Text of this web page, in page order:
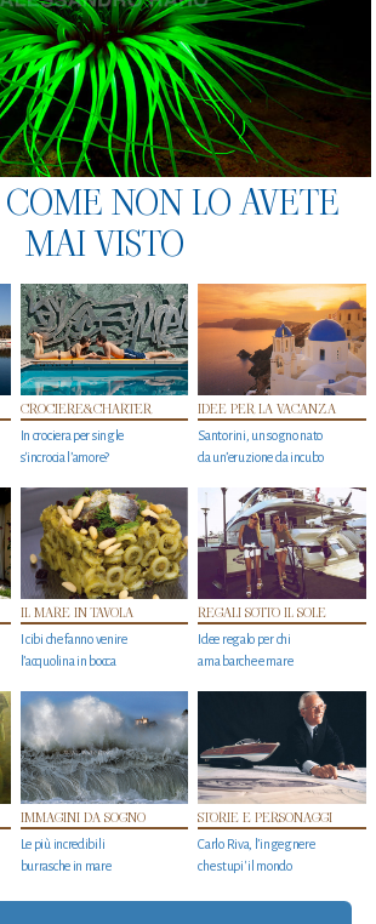
NON LO AVETE
MAI VISTO
CROCIERE&CHARTER
In crociera per single
s'incrocia l’amore?
IDEE PER LA VACANZA
Santorini, un sogno nato
da un’eruzione da incubo
IL MARE IN TAVOLA
I cibi che fanno venire
l’acquolina in bocca
REGALI SOTTO IL SOLE
Idee regalo per chi
ama barche e mare
IMMAGINI DA SOGNO
Le più incredibili
burrasche in mare
STORIE E PERSONAGGI
Carlo Riva, l’ingegnere
che stupi' il mondo